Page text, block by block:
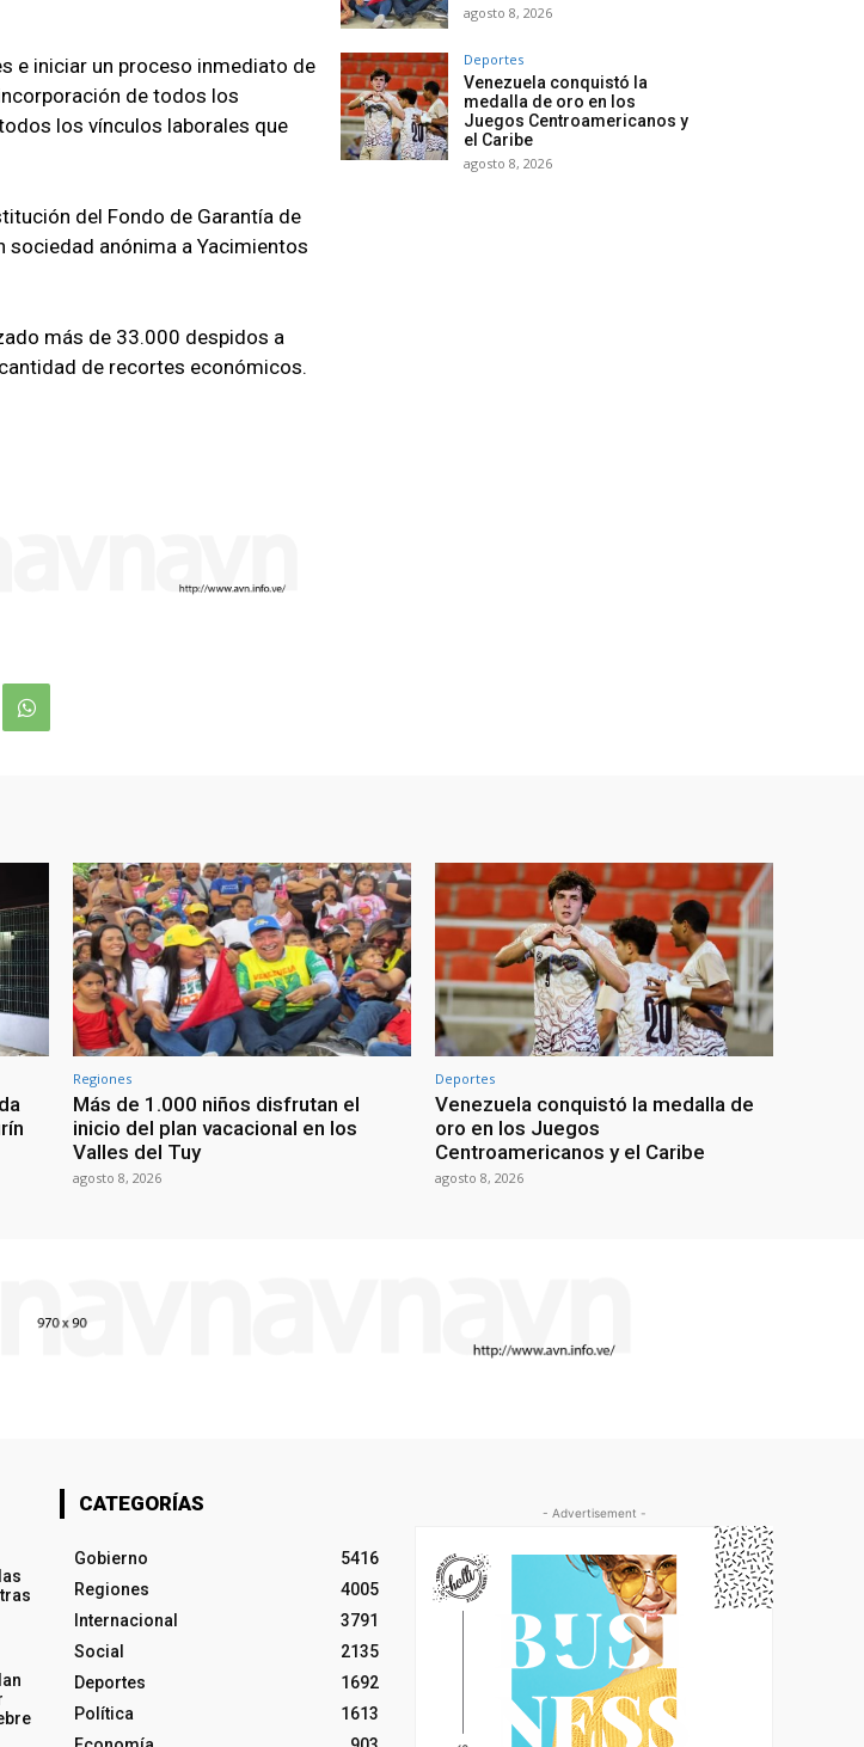
e iniciar un proceso inmediato de
de todos los
los vínculos laborales que
del Fondo de Garantía de
anónima a Yacimientos
más de 33.000 despidos a
de recortes económicos.
agosto 8, 2026
Deportes
Venezuela conquistó la
medalla de oro en los
Juegos Centroamericanos y
el Caribe
agosto 8, 2026
Regiones
Más de 1.000 niños disfrutan el
inicio del plan vacacional en los
Valles del Tuy
agosto 8, 2026
Deportes
Venezuela conquistó la medalla de
oro en los Juegos
Centroamericanos y el Caribe
agosto 8, 2026
CATEGORÍAS
Gobierno
5416
Regiones
4005
Internacional
3791
Social
2135
Deportes
1692
Política
1613
- Advertisement -